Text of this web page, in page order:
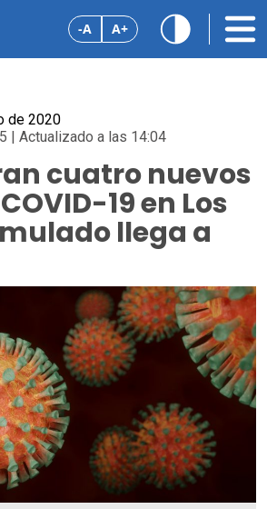
-A A+
de 2020
| Actualizado a las 14:04
cuatro nuevos
19 en Los
llega a